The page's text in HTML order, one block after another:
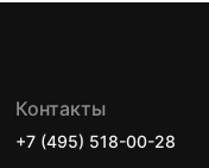
Контакты
+7 (495) 518-00-28